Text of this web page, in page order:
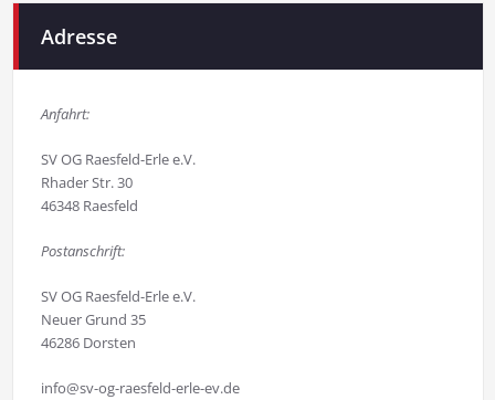
Adresse
Anfahrt:
SV OG Raesfeld-Erle e.V.
Rhader Str. 30
46348 Raesfeld
Postanschrift:
SV OG Raesfeld-Erle e.V.
Neuer Grund 35
46286 Dorsten
info@sv-og-raesfeld-erle-ev.de